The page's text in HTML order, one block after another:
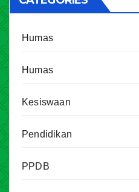
Humas
Humas
Kesiswaan
Pendidikan
PPDB